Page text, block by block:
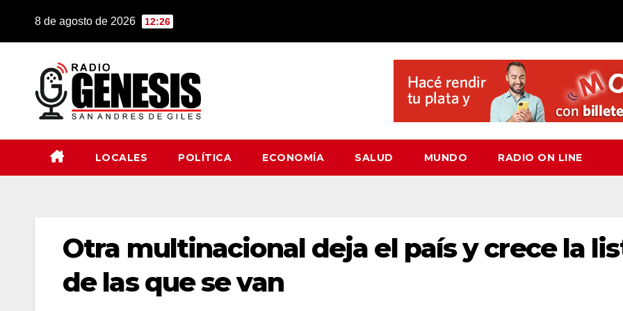
8 de agosto de 2026 12:26
LOCALES POLÍTICA ECONOMÍA SALUD MUNDO RADIO ON LINE
Otra multinacional deja el país y crece la
de las que se van